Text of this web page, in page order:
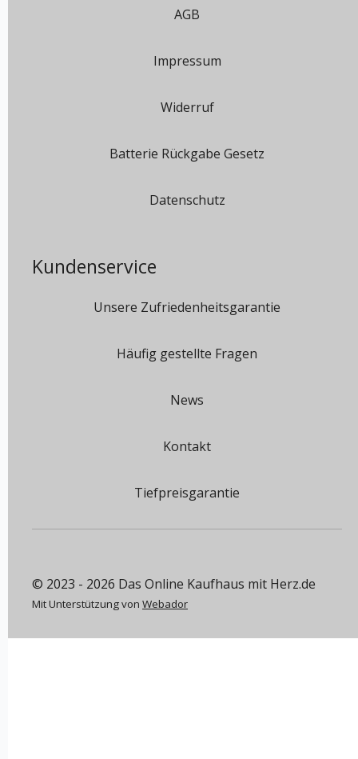
AGB
Impressum
Widerruf
Batterie Rückgabe Gesetz
Datenschutz
Kundenservice
Unsere Zufriedenheitsgarantie
Häufig gestellte Fragen
News
Kontakt
Tiefpreisgarantie
© 2023 - 2026 Das Online Kaufhaus mit Herz.de
Mit Unterstützung von Webador